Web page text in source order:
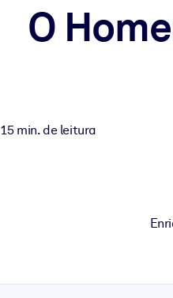
O
15 min. de leitura